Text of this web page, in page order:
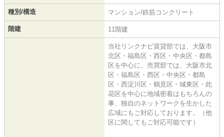
種別/構造 マンション/鉄筋コンクリート
階建 11階建
当社リンクナビ賃貸部では、大阪市
北区・福島区・西区・中央区・都島
区を中心に、売買部では、大阪市北
区・福島区・西区・中央区・都島
区・西淀川区・鶴見区・城東区・此
花区を中心に地域密着はもちろんの
事、独自のネットワークを生かした
広域にもご対応しております。（他
区に関してもご対応可能です）